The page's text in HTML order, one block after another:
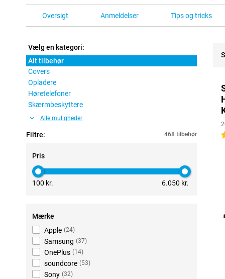
Oversigt Anmeldelser Tips og tricks
Vælg en kategori:
Alt tilbehør
Covers
Opladere
Høretelefoner
Skærmbeskyttere
Alle muligheder
Filtre: 468 tilbehør
Pris
100 kr. 6.050 kr.
Mærke
Apple (24)
Samsung (37)
OnePlus (14)
soundcore (53)
Sony (32)